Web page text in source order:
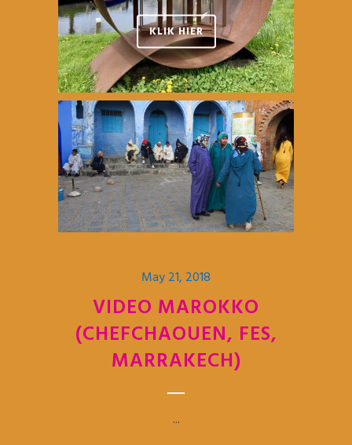
KLIK HIER
May 21, 2018
VIDEO MAROKKO
(CHEFCHAOUEN, FES,
MARRAKECH)
...